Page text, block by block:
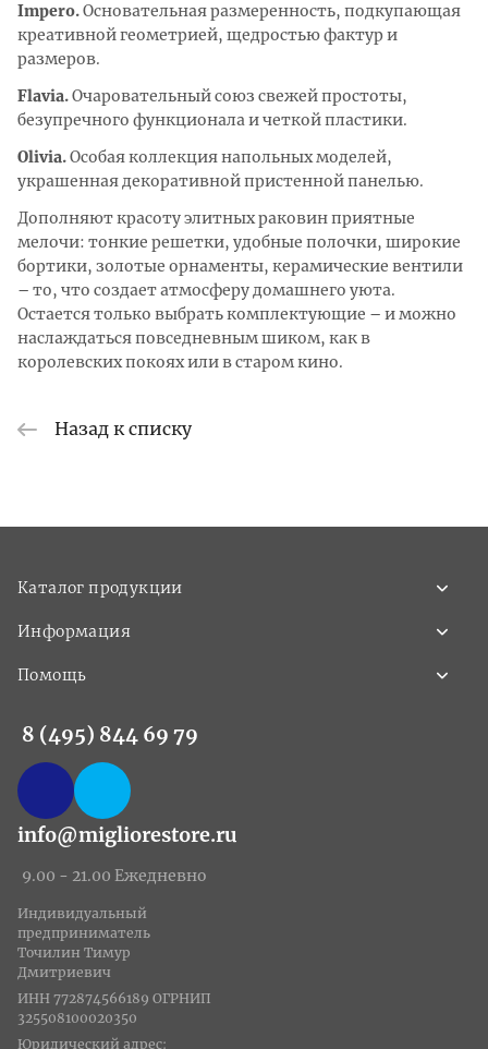
Impero.Основательная размеренность, подкупающая
креативной геометрией, щедростью фактур и
размеров.
Flavia.Очаровательный союз свежей простоты,
безупречного функционала и четкой пластики.
Olivia.Особая коллекция напольных моделей,
украшенная декоративной пристенной панелью.
Дополняют красоту элитных раковин приятные
мелочи: тонкие решетки, удобные полочки, широкие
бортики, золотые орнаменты, керамические вентили
– то, что создает атмосферу домашнего уюта.
Остается только выбрать комплектующие – и можно
наслаждаться повседневным шиком, как в
королевских покоях или в старом кино.
Назад к списку
Каталог продукции
Информация
Помощь
8 (495) 844 69 79
info@migliorestore.ru
9.00 - 21.00 Ежедневно
Индивидуальный
предприниматель
Точилин Тимур
Дмитриевич
ИНН 772874566189 ОГРНИП
325508100020350
Юридический адрес: